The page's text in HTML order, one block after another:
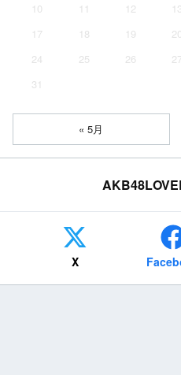
10
11 12 13
17
18 19 20
24
25 26 27
31
« 5月
X